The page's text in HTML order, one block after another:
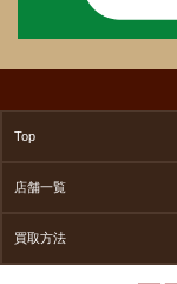
Top
店舗一覧
買取方法